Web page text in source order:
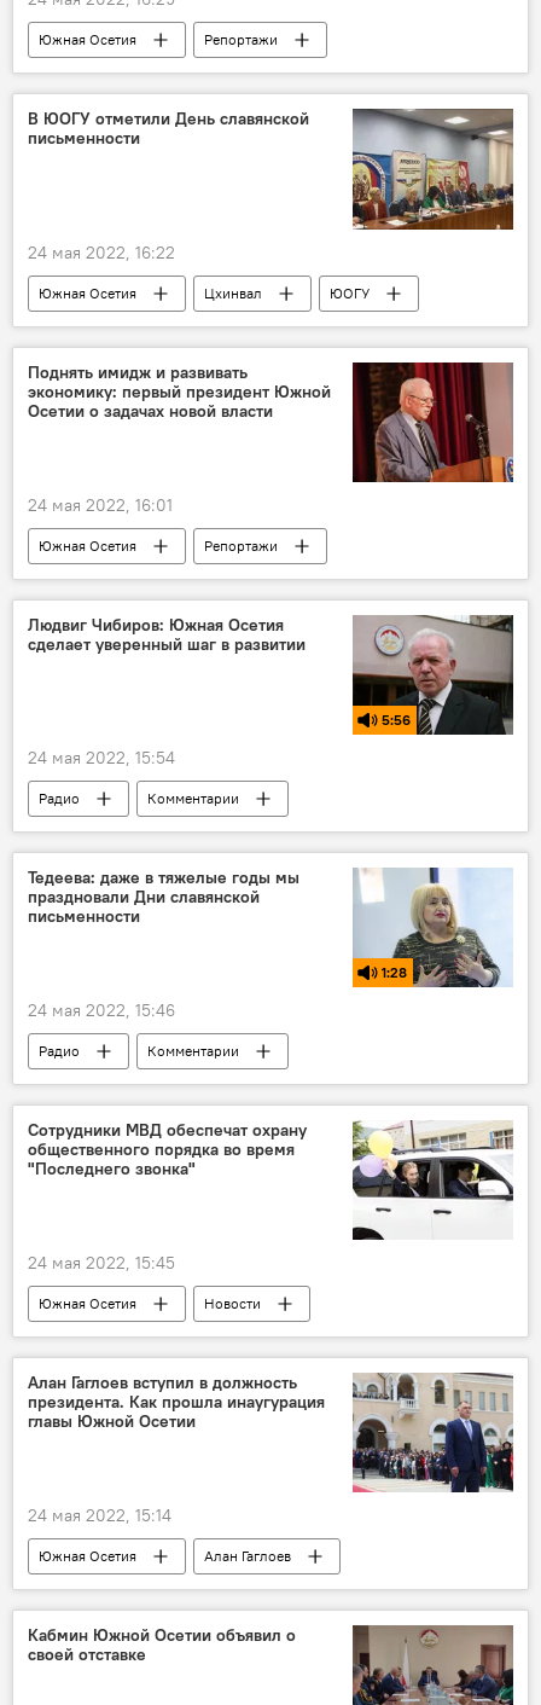
Южная Осетия
Репортажи
Интервью
Политика
Россия
Новости
Цхинвал Выборы
В ЮОГУ отметили День славянской
письменности
24 мая 2022, 16:22
Южная Осетия Цхинвал
ЮОГУ
Новости
Репортажи
Поднять имидж и развивать
экономику: первый президент Южной
Осетии о задачах новой власти
24 мая 2022, 16:01
Южная Осетия
Репортажи
Интервью
Россия
Политика
Новости
Выборы
Людвиг Чибиров: Южная Осетия
сделает уверенный шаг в развитии
5:56
24 мая 2022, 15:54
Радио
Комментарии
Южная Осетия
Выборы
Тедеева: даже в тяжелые годы мы
праздновали Дни славянской
письменности
1:28
24 мая 2022, 15:46
Радио
Комментарии
Южная Осетия
Сотрудники МВД обеспечат охрану
общественного порядка во время
"Последнего звонка"
24 мая 2022, 15:45
Южная Осетия
Новости
МВД Южной Осетии
Алан Гаглоев вступил в должность
президента. Как прошла инаугурация
главы Южной Осетии
24 мая 2022, 15:14
Южная Осетия
Алан Гаглоев
Политика
Репортажи
Новости
Выборы
Кабмин Южной Осетии объявил о
своей отставке